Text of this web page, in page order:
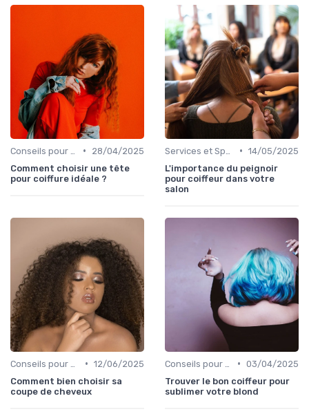
•
28/04/2025
Comment choisir une tête
pour coiffure idéale ?
• 14/05/2025
L'importance du peignoir
pour coiffeur dans votre
salon
• 12/06/2025
Comment bien choisir sa
coupe de cheveux
• 03/04/2025
Trouver le bon coiffeur pour
sublimer votre blond